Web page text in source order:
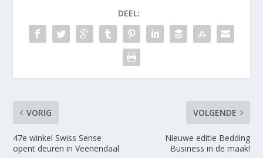
DEEL:
VORIG
47e winkel Swiss Sense
opent deuren in Veenendaal
VOLGENDE
Nieuwe editie Bedding
Business in de maak!